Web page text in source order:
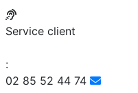
Service client
:
02 85 52 44 74